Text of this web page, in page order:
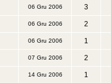
06 Gru 2006 3
06 Gru 2006 2
06 Gru 2006 1
07 Gru 2006 2
14 Gru 2006 1